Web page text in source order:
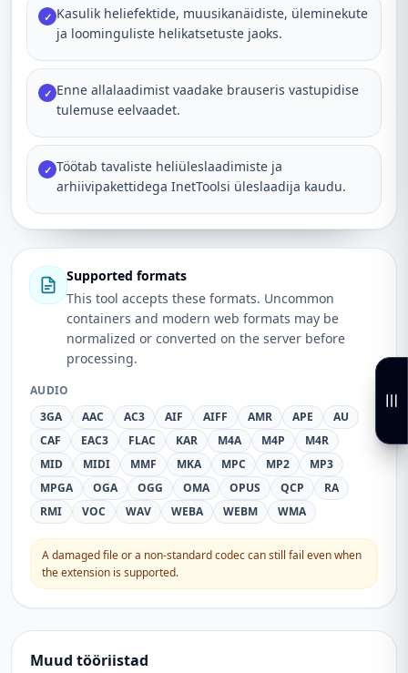
✓ Kasulik heliefektide, muusikanäidiste, üleminekute
ja loominguliste helikatsetuste jaoks.
✓ Enne allalaadimist vaadake brauseris vastupidise
tulemuse eelvaadet.
✓ Töötab tavaliste heliüleslaadimiste ja
arhiivipakettidega InetToolsi üleslaadija kaudu.
Supported formats
This tool accepts these formats. Uncommon
containers and modern web formats may be
normalized or converted on the server before
processing.
AUDIO
3GA
AAC AC3 AIF AIFF AMR APE
AU
CAF
EAC3 FLAC KAR M4A M4P
M4R
MID
MIDI MMF MKA MPC MP2
MP3
MPGA
OGA OGG OMA OPUS QCP
RA
RMI
VOC WAV WEBA WEBM WMA
A damaged file or a non-standard codec can still fail even when
the extension is supported.
Muud tööriistad